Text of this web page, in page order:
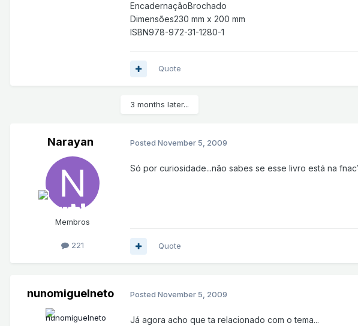
EncadernaçãoBrochado
Dimensões230 mm x 200 mm
ISBN978-972-31-1280-1
Quote
3 months later...
Narayan
Membros
221
Posted November 5, 2009
Só por curiosidade...não sabes se esse livro está na
Quote
nunomiguelneto Posted November 5, 2009
Já agora acho que ta relacionado com o tema...